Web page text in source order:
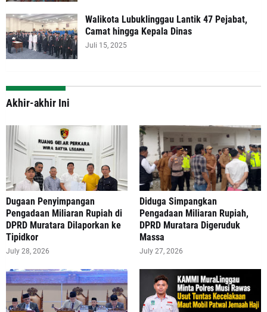
Walikota Lubuklinggau Lantik 47 Pejabat,
Camat hingga Kepala Dinas
Juli 15, 2025
Akhir-akhir Ini
‎Dugaan Penyimpangan
Pengadaan Miliaran Rupiah di
DPRD Muratara Dilaporkan ke
Tipidkor
July 28, 2026
Diduga Simpangkan
Pengadaan Miliaran Rupiah,
DPRD Muratara Digeruduk
Massa
July 27, 2026